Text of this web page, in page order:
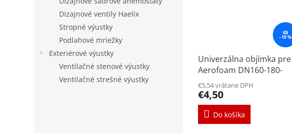
Dizajnové ventily Haelix
Stropné výustky
Podlahové mriežky
Exteriérové výustky
Ventilačné stenové výustky
Ventilačné strešné výustky
€5
–10 %
Univerzálna objímka pre
Aerofoam DN160-180-
200mm
€5,54 vrátane DPH
€4,50
Do košíka